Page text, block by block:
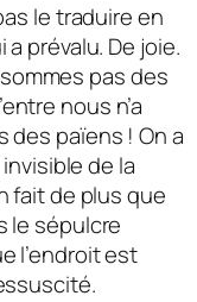
le traduire en
a prévalu. De joie.
pas des
nous n’a
des païens ! On a
de la
fait de plus que
le sépulcre
l’endroit est